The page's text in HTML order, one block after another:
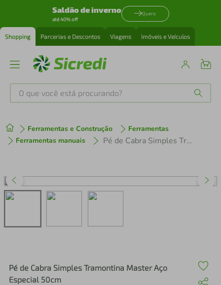
Saldão de inverno
até 40% off
Quero
Shopping Parcerias e Descontos Viagens Imóveis e Veículos
O que você está procurando?
Ferramentas e Construção
Ferramentas
Ferramentas manuais
Pé de Cabra Simples Tramontina Master Aço Especial 50cm
Pé de Cabra Simples Tramontina Master Aço
Especial 50cm
1º tenis
3º perfume